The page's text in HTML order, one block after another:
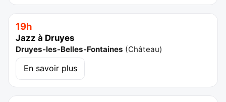
19h
Jazz à Druyes
Druyes-les-Belles-Fontaines (Château)
En savoir plus